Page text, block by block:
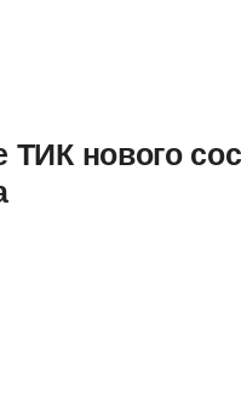
нового